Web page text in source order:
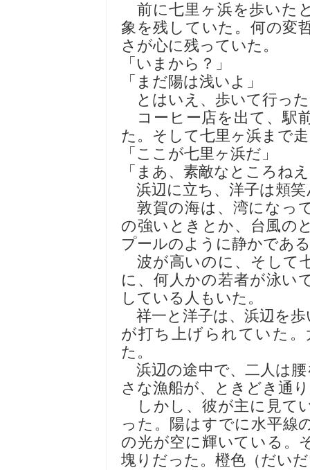
前に七里ヶ浜を歩いた
象を残していた。何の変
さが心に残っていた。
「いまから？」
「まだ陽は浅いよ」
とはいえ、歩いて行っ
コーヒー店を出て、駅
た。そして七里ヶ浜まで
「ここが七里ヶ浜だ」
「まあ、素敵なところね
浜辺に立ち、洋子は頬
敦賀の海は、湾になっ
の強いときとか、台風の
プールのように静かであ
波が高いのに、そして
に、何人かの若者が泳い
している人もいた。
祥一と洋子は、浜辺を
が打ち上げられていた
た。
浜辺の途中で、二人は
さな漁船が、ときどき通
しかし、彼が主に見て
った。陽はすでに水平線
の光が空に輝いている。
塊りだった。橙色（だい